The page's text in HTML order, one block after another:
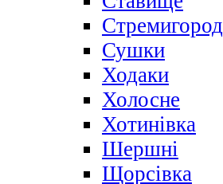
Стремигород
Сушки
Ходаки
Холосне
Хотинівка
Шершні
Щорсівка